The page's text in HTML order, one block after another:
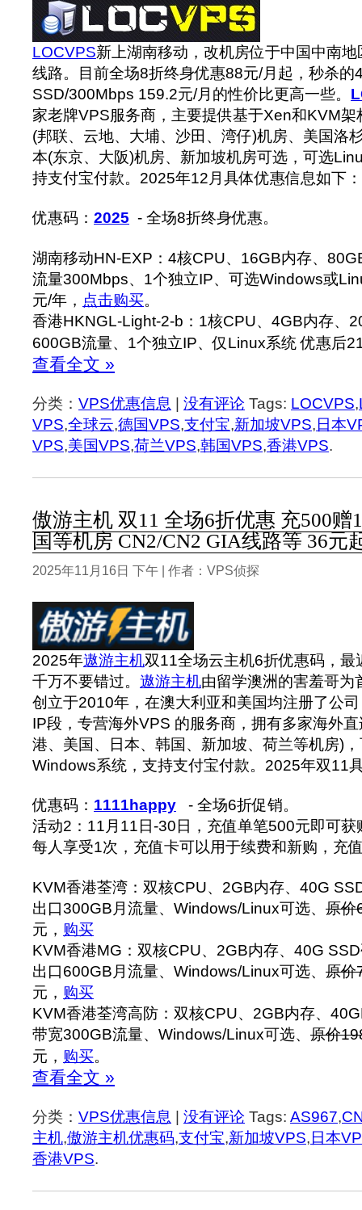
LOCVPS新上湖南移动，改机房位于中国中南
线路。目前全场8折终身优惠88元/月起，秒杀的
SSD/300Mbps 159.2元/月的性价比更高一些。
家老牌VPS服务商，主要提供基于Xen和KVM
(邦联、云地、大埔、沙田、湾仔)机房、美国洛
本(东京、大阪)机房、新加坡机房可选，可选
持支付宝付款。2025年12月具体优惠信息如下：
优惠码： 2025 - 全场8折终身优惠。
湖南移动HN-EXP：4核CPU、16GB内存、
流量300Mbps、1个独立IP、可选Windows或
元/年， 点击购买。
香港HKNGL-Light-2-b：1核CPU、4GB内存、
600GB流量、1个独立IP、仅Linux系统 优惠后
查看全文 »
分类： VPS优惠信息 没有评论 Tags: LOCVPS,
VPS,全球云,德国VPS,支付宝,新加坡VPS, 日本
VPS,美国VPS,荷兰VPS,韩国VPS,香港VPS.
傲游主机 双11 全场6折优惠 充500赠
国等机房 CN2/CN2 GIA线路等 36元
2025年11月16日 下午 | 作者：VPS侦探
2025年遨游主机双11全场云主机6折优惠码，最
千万不要错过。 遨游主机由留学澳洲的害羞哥为
创立于2010年，在澳大利亚和美国均注册了公
IP段，专营海外VPS 的服务商，拥有多家海外
港、美国、日本、韩国、新加坡、荷兰等机房)
Windows系统，支持支付宝付款。2025年双11
优惠码： 1111happy - 全场6折促销。
活动2：11月11日-30日，充值单笔500元即可
每人享受1次，充值卡可以用于续费和新购，充
KVM香港荃湾：双核CPU、2GB内存、40G
出口300GB月流量、Windows/Linux可选、 原价
元， 购买
KVM香港MG：双核CPU、2GB内存、40G
出口600GB月流量、Windows/Linux可选、 原价
元， 购买
KVM香港荃湾高防：双核CPU、2GB内存、
带宽300GB流量、Windows/Linux可选、 原价
元， 购买。
查看全文 »
分类： VPS优惠信息 没有评论 Tags: AS967,
主机,傲游主机优惠码,支付宝,新加坡VPS, 日本
香港VPS.